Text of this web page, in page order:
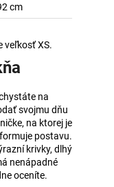
cm
veľkosť XS.
na
svojmu dňu
na ktorej je
postavu.
krivky, dlhý
nenápadné
oceníte.